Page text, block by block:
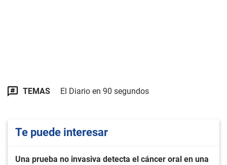
TEMAS El Diario en 90 segundos
Te puede interesar
Una prueba no invasiva detecta el cáncer oral en una